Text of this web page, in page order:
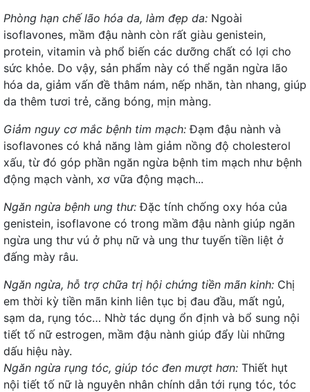
Phòng hạn chế lão hóa da, làm đẹp da: Ngoài
isoflavones, mầm đậu nành còn rất giàu genistein,
protein, vitamin và phổ biến các dưỡng chất có lợi cho
sức khỏe. Do vậy, sản phẩm này có thể ngăn ngừa lão
hóa da, giảm vấn đề thâm nám, nếp nhăn, tàn nhang, giúp
da thêm tươi trẻ, căng bóng, mịn màng.
Giảm nguy cơ mắc bệnh tim mạch: Đạm đậu nành và
isoflavones có khả năng làm giảm nồng độ cholesterol
xấu, từ đó góp phần ngăn ngừa bệnh tim mạch như bệnh
động mạch vành, xơ vữa động mạch...
Ngăn ngừa bệnh ung thư: Đặc tính chống oxy hóa của
genistein, isoflavone có trong mầm đậu nành giúp ngăn
ngừa ung thư vú ở phụ nữ và ung thư tuyến tiền liệt ở
đấng mày râu.
Ngăn ngừa, hỗ trợ chữa trị hội chứng tiền mãn kinh: Chị
em thời kỳ tiền mãn kinh liên tục bị đau đầu, mất ngủ,
sạm da, rụng tóc… Nhờ tác dụng ổn định và bổ sung nội
tiết tố nữ estrogen, mầm đậu nành giúp đẩy lùi những
dấu hiệu này.
Ngăn ngừa rụng tóc, giúp tóc đen mượt hơn: Thiết hụt
nội tiết tố nữ là nguyên nhân chính dẫn tới rụng tóc, tóc